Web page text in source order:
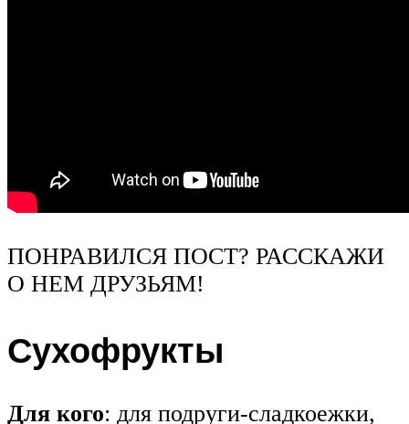
ПОНРАВИЛСЯ ПОСТ? РАССКАЖИ
О НЕМ ДРУЗЬЯМ!
Сухофрукты
Для кого: для подруги-сладкоежки,